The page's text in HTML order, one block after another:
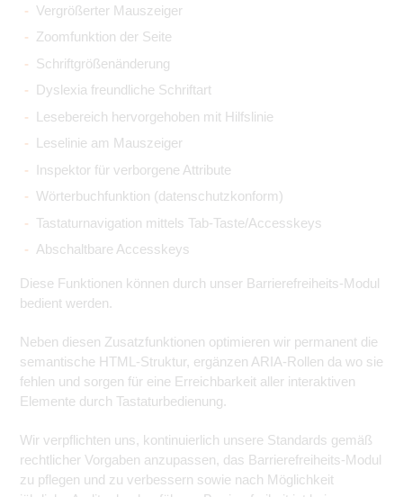
Vergrößerter Mauszeiger
Zoomfunktion der Seite
Schriftgrößenänderung
Dyslexia freundliche Schriftart
Lesebereich hervorgehoben mit Hilfslinie
Leselinie am Mauszeiger
Inspektor für verborgene Attribute
Wörterbuchfunktion (datenschutzkonform)
Tastaturnavigation mittels Tab-Taste/Accesskeys
Abschaltbare Accesskeys
Diese Funktionen können durch unser Barrierefreiheits-Modul
bedient werden.
Neben diesen Zusatzfunktionen optimieren wir permanent die
semantische HTML-Struktur, ergänzen ARIA-Rollen da wo sie
fehlen und sorgen für eine Erreichbarkeit aller interaktiven
Elemente durch Tastaturbedienung.
Wir verpflichten uns, kontinuierlich unsere Standards gemäß
rechtlicher Vorgaben anzupassen, das Barrierefreiheits-Modul
zu pflegen und zu verbessern sowie nach Möglichkeit